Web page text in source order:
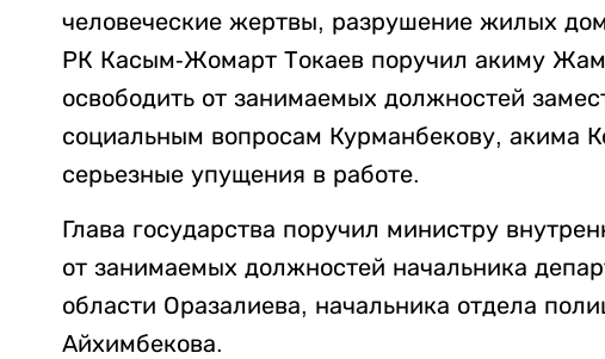
человеческие жертвы, разрушение жилых
РК Касым-Жомарт Токаев поручил акиму
освободить от занимаемых должностей
социальным вопросам Курманбекову, акима
серьезные упущения в работе.
Глава государства поручил министру
от занимаемых должностей начальника
области Оразалиева, начальника отдела
Айхимбекова.